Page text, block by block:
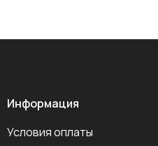
Информация
Условия оплаты